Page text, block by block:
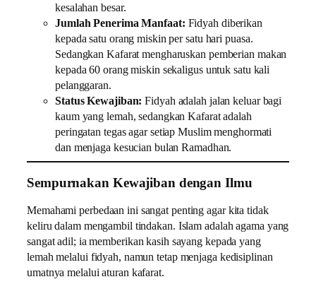
kesalahan besar.
Jumlah Penerima Manfaat: Fidyah diberikan
kepada satu orang miskin per satu hari puasa.
Sedangkan Kafarat mengharuskan pemberian makan
kepada 60 orang miskin sekaligus untuk satu kali
pelanggaran.
Status Kewajiban: Fidyah adalah jalan keluar bagi
kaum yang lemah, sedangkan Kafarat adalah
peringatan tegas agar setiap Muslim menghormati
dan menjaga kesucian bulan Ramadhan.
Sempurnakan Kewajiban dengan Ilmu
Memahami perbedaan ini sangat penting agar kita tidak
keliru dalam mengambil tindakan. Islam adalah agama yang
sangat adil; ia memberikan kasih sayang kepada yang
lemah melalui fidyah, namun tetap menjaga kedisiplinan
umatnya melalui aturan kafarat.